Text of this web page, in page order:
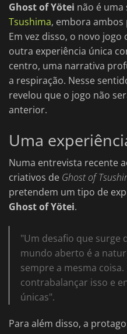
Ghost of Yötei não é
Tsushima, embora ambos
Em vez disso, o novo
outra experiência única
centro, uma narrativa
a respiração. Nesse
revelou que o jogo não
anterior.
Uma
Numa entrevista recente
criativos de Ghost of
pretendem um tipo de
Ghost of Yötei.
"Um desafio que surge
mundo aberto é a
sempre a mesma
contrabalançar isso e
únicas".
Para além disso, a